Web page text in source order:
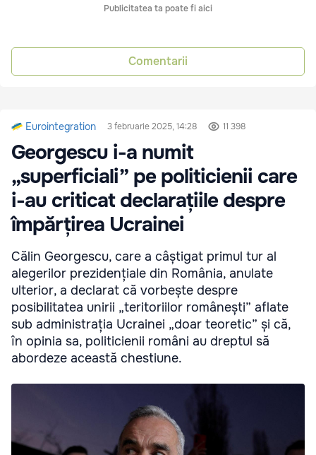
Publicitatea ta poate fi aici
Comentarii
Eurointegration 3 februarie 2025, 14:28 11 398
Georgescu i-a numit
„superficiali” pe politicienii care
i-au criticat declarațiile despre
împărțirea Ucrainei
Călin Georgescu, care a câștigat primul tur al
alegerilor prezidențiale din România, anulate
ulterior, a declarat că vorbește despre
posibilitatea unirii „teritoriilor românești” aflate
sub administrația Ucrainei „doar teoretic” și că,
în opinia sa, politicienii români au dreptul să
abordeze această chestiune.